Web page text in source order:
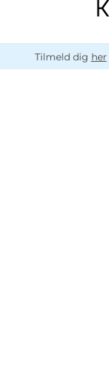
Tilmeld dig her